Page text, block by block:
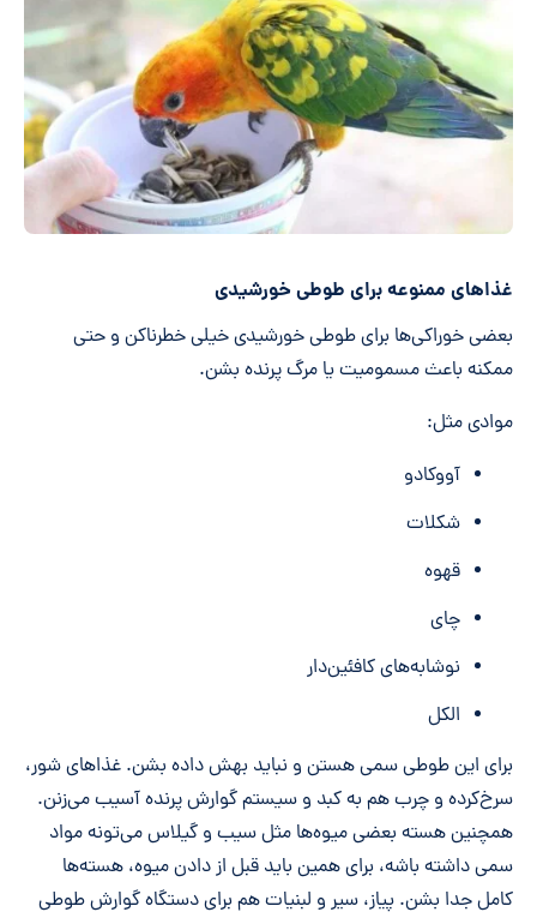
غذاهای ممنوعه برای طوطی خورشیدی
بعضی خوراکی‌ها برای طوطی خورشیدی خیلی خطرناکن و حتی
ممکنه باعث مسمومیت یا مرگ پرنده بشن.
موادی مثل:
آووکادو
شکلات
قهوه
چای
نوشابه‌های کافئین‌دار
الکل
برای این طوطی سمی هستن و نباید بهش داده بشن. غذاهای شور،
سرخ‌کرده و چرب هم به کبد و سیستم گوارش پرنده آسیب می‌زنن.
همچنین هسته بعضی میوه‌ها مثل سیب و گیلاس می‌تونه مواد
سمی داشته باشه، برای همین باید قبل از دادن میوه، هسته‌ها
کامل جدا بشن. پیاز، سیر و لبنیات هم برای دستگاه گوارش طوطی